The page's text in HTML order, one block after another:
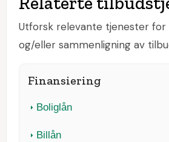
Utforsk relevante tjenester for
og/eller sammenligning av
Finansiering
Boliglån
Billån